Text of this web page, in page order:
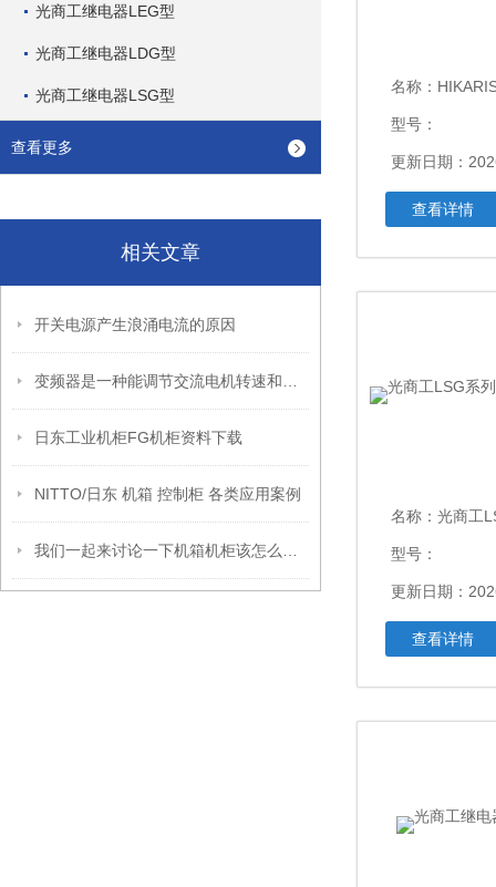
光商工继电器LEG型
光商工继电器LDG型
光商工继电器LSG型
查看更多
相关文章
开关电源产生浪涌电流的原因
日东工业机柜FG机柜资料下载
NITTO/日东 机箱 控制柜 各类应用案例
名称： HIKARISHOKO
型号：
更新日期：
查看详情
名称： 光商工LSG
型号：
更新日期：
查看详情